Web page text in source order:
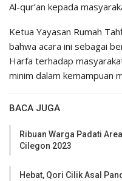
Al-qur’an kepada
Ketua Yayasan Rumah
bahwa acara ini sebagai
Harfa terhadap
minim dalam kemampuan
BACA JUGA
Ribuan Warga Padati
Cilegon 2023
Hebat, Qori Cilik Asal